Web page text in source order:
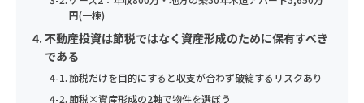
円(一棟)
不動産投資は節税ではなく資産形成のために保有すべき
である
節税だけを目的にすると収支が合わず破綻するリスクあり
節税×資産形成の2軸で物件を選ぼう
性を確保するために適切な措置を講じています。
7）個人データの第三者への提供
当社は、個人データを第三者に提供するにあたり、以下の場合を
除き、ご本人の同意なく第三者に個人データを提供しません。
の委託を行う保険会社の利用目的は、それぞれの会社のホームペ
ージに記載してあります。
4) 利用目的の変更
上記の利用目的を変更する場合には、相当の関連性を有すると合
お住まいの都道府県
扱い致します。
1）法令等の遵守
当社は、個人情報の保護に関する法律(個人情報保護法)その他の
関連法令および関係官庁のガイドラインなどを遵守します。
②当社事業に関してご請求いただいた各種資料を発送するため。
③当社のサービスのご案内・サポート情報をご提供するため。
④当社が委託を受けている保険募集業務およびこれらに付帯・関
連するサービスの提供等のため。なお、当社に対し保険募集業務